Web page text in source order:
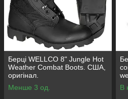
Берці WELLCO 8" Jungle Hot
Weather Combat Boots. США,
оригінал.
Менше 3 од.
В